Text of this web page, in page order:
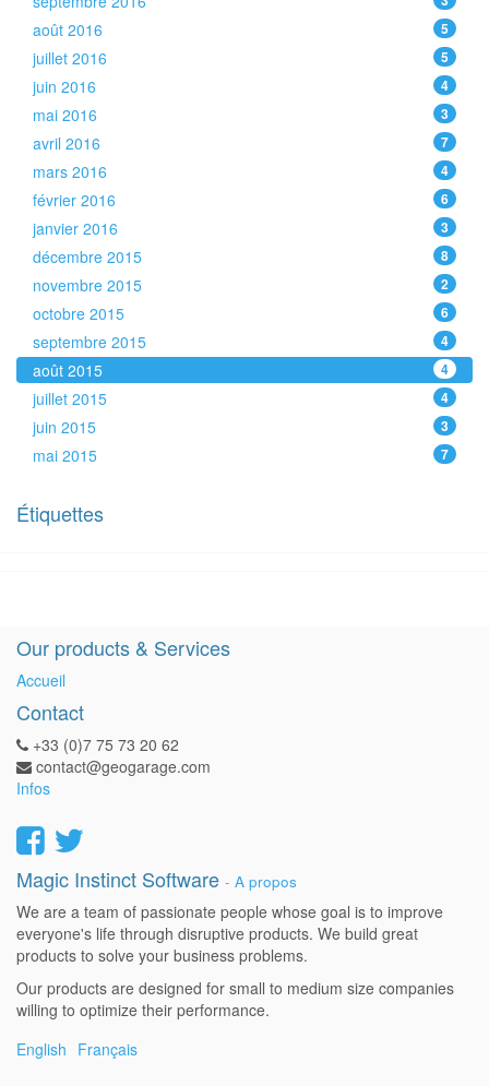
août 2016 5
juillet 2016 5
juin 2016 4
mai 2016 3
avril 2016 7
mars 2016 4
février 2016 6
janvier 2016 3
décembre 2015 8
novembre 2015 2
octobre 2015 6
septembre 2015 4
août 2015 4
juillet 2015 4
juin 2015 3
mai 2015 7
Étiquettes
Our products & Services
Accueil
Contact
+33 (0)7 75 73 20 62
contact@geogarage.com
Infos
Magic Instinct Software - A propos
We are a team of passionate people whose goal is to improve
everyone's life through disruptive products. We build great
products to solve your business problems.
Our products are designed for small to medium size companies
willing to optimize their performance.
English Français